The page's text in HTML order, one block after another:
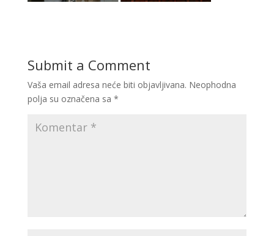
Submit a Comment
Vaša email adresa neće biti objavljivana. Neophodna
polja su označena sa *